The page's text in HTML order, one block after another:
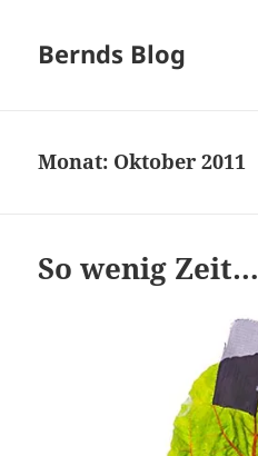
Bernds Blog
Monat: Oktober 2011
So wenig Zeit…